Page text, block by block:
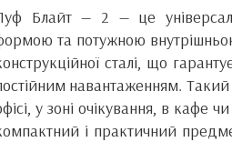
Блайт — 2 — це
та потужною
сталі, що
навантаженням.
у зоні очікування, в кафе
і практичний